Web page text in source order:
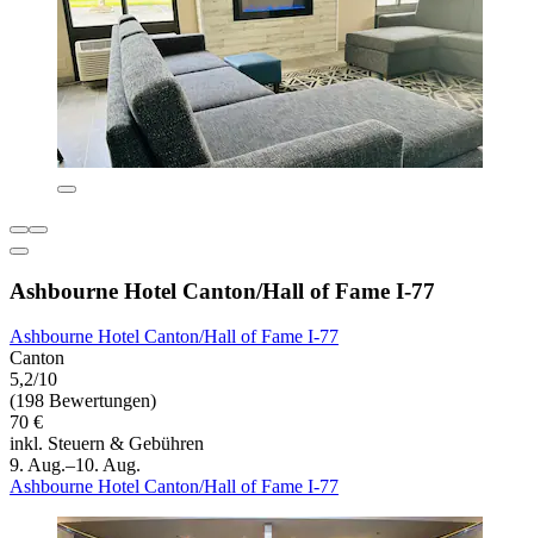
Ashbourne Hotel Canton/Hall of Fame I-77
Ashbourne Hotel Canton/Hall of Fame I-77
Canton
5,2/10
(198 Bewertungen)
70 €
inkl. Steuern & Gebühren
9. Aug.–10. Aug.
Ashbourne Hotel Canton/Hall of Fame I-77